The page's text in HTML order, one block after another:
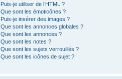
Puis-je utiliser de l’HTML ?
Que sont les émoticônes ?
Puis-je insérer des images ?
Que sont les annonces globales ?
Que sont les annonces ?
Que sont les notes ?
Que sont les sujets verrouillés ?
Que sont les icônes de sujet ?